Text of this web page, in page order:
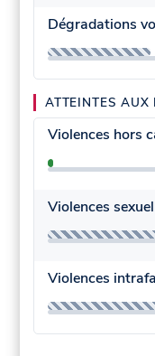
Dégradations
ATTEINTES AUX
Violences hors
Violences
Violences